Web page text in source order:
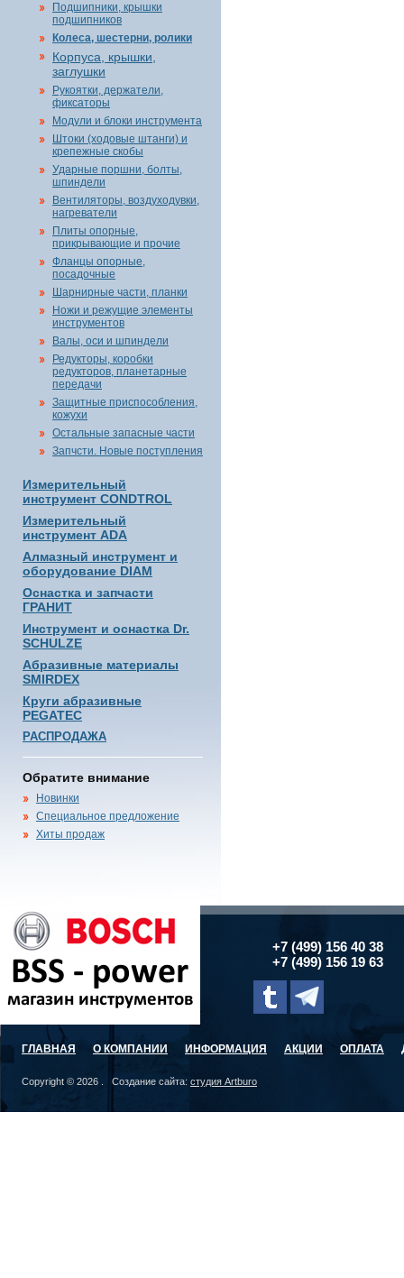
Подшипники, крышки
подшипников
Колеса, шестерни, ролики
Корпуса, крышки,
заглушки
Рукоятки, держатели,
фиксаторы
Модули и блоки инструмента
Штоки (ходовые штанги) и
крепежные скобы
Ударные поршни, болты,
шпиндели
Вентиляторы, воздуходувки,
нагреватели
Плиты опорные,
прикрывающие и прочие
Фланцы опорные,
посадочные
Шарнирные части, планки
Ножи и режущие элементы
инструментов
Валы, оси и шпиндели
Редукторы, коробки
редукторов, планетарные
передачи
Защитные приспособления,
кожухи
Остальные запасные части
Запчсти. Новые поступления
Измерительный
инструмент CONDTROL
Измерительный
инструмент ADA
Алмазный инструмент и
оборудование DIAM
Оснастка и запчасти
ГРАНИТ
Инструмент и оснастка Dr.
SCHULZE
Абразивные материалы
SMIRDEX
Круги абразивные
PEGATEC
РАСПРОДАЖА
Обратите внимание
Новинки
Специальное предложение
Хиты продаж
+7 (499) 156 40 38
+7 (499) 156 19 63
ГЛАВНАЯ О КОМПАНИИ ИНФОРМАЦИЯ АКЦИИ ОПЛАТА
Copyright © 2026 . Создание сайта: студия Artburo